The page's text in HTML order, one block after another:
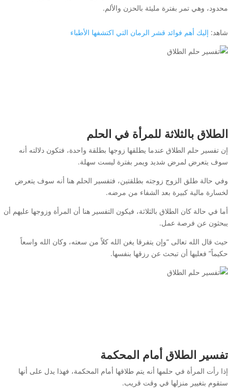
محدود، وهي تمر بفترة مليئة بالحزن والألم.
شاهد: إليك أهم فوائد قشر الرمان التي اكتشفها الأطباء
الطلاق بالثلاثة للمرأة في الحلم
إن تفسير حلم الطلاق عندما يطلقها زوجها بطلقة واحدة، فتكون دلالته أنه
سوف يتعرض لمرض شديد ويمر بفترة ليست سهلة.
وفي حالة طلق الزوج زوجته بطلقتين، فتفسير الحلم هنا أنه سوف يتعرض
لخسارة مالية كبيرة بعد الشفاء من مرضه.
أما في حالة كان الطلاق بالثلاثة، فيكون التفسير هنا أن المرأة وزوجها عليهم أن
يبحثون عن فرصة عمل.
حيث قال الله تعالى “وإن يتفرقا يغن الله كلاً من سعته، وكان الله واسعاً
حكيماً” فعليها أن تبحث عن رزقها بنفسها.
تفسير الطلاق أمام المحكمة
إذا رأت المرأة في حلمها أنه يتم طلاقها أمام المحكمة، فهذا يدل على أنها
ستقوم بتغيير منزلها في وقت قريب.